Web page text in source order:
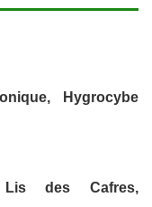
Hygrocybe
Lis des Cafres,